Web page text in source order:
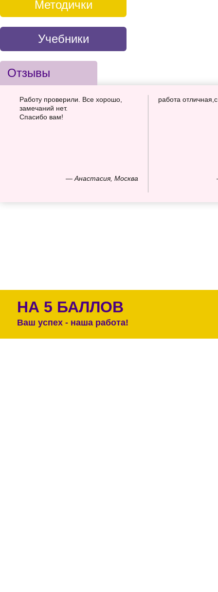
Методички
Учебники
Отзывы
— Анастасия, Москва
Работу проверили. Все хорошо,
замечаний нет.
Спасибо вам!
работа
НА 5 БАЛЛОВ
Ваш успех - наша работа!